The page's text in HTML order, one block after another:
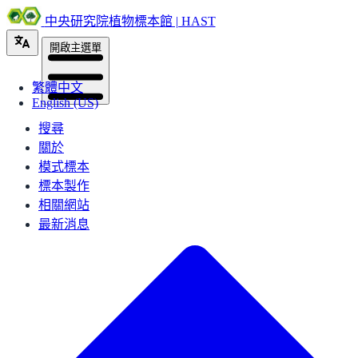
中央研究院植物標本館 | HAST
繁體中文
English (US)
開啟主選單
搜尋
關於
模式標本
標本製作
相關網站
最新消息